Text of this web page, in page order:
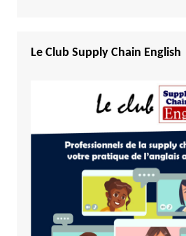
Le Club Supply Chain English